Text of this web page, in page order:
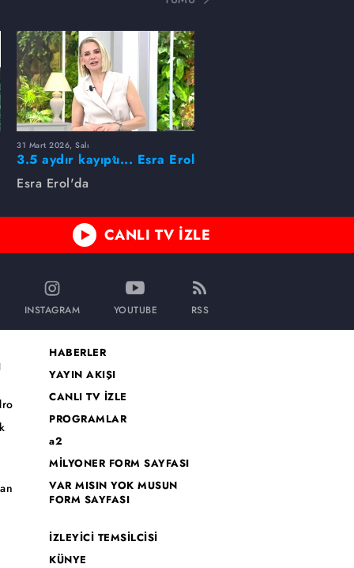
31 Mart 2026, Salı
3.5 aydır kayıptı... Esra Erol
buldu!
Esra Erol'da
CANLI TV İZLE
INSTAGRAM YOUTUBE RSS
HABERLER
YAYIN AKIŞI
CANLI TV İZLE
PROGRAMLAR
a2
MİLYONER FORM SAYFASI
VAR MISIN YOK MUSUN
FORM SAYFASI
İZLEYİCİ TEMSİLCİSİ
KÜNYE